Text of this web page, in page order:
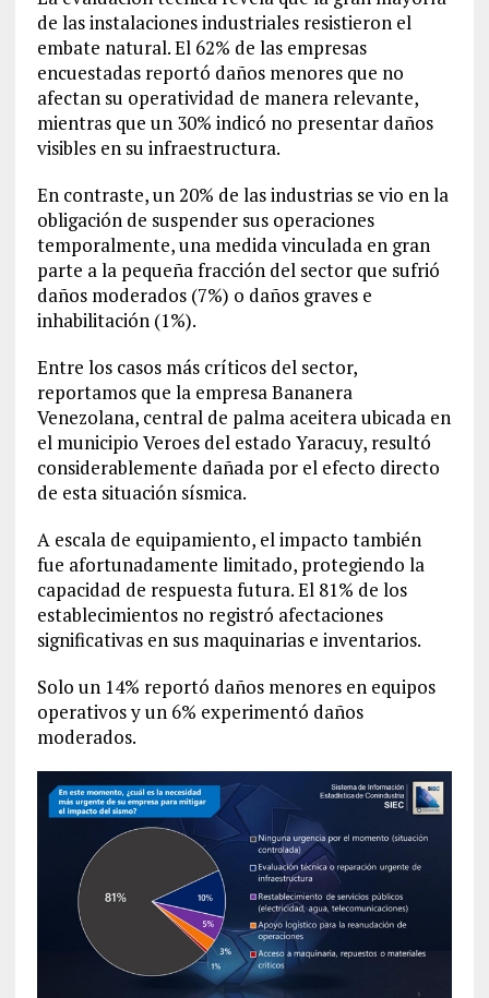
de las instalaciones industriales resistieron el
embate natural. El 62% de las empresas
encuestadas reportó daños menores que no
afectan su operatividad de manera relevante,
mientras que un 30% indicó no presentar daños
visibles en su infraestructura.
En contraste, un 20% de las industrias se vio en la
obligación de suspender sus operaciones
temporalmente, una medida vinculada en gran
parte a la pequeña fracción del sector que sufrió
daños moderados (7%) o daños graves e
inhabilitación (1%).
Entre los casos más críticos del sector,
reportamos que la empresa Bananera
Venezolana, central de palma aceitera ubicada en
el municipio Veroes del estado Yaracuy, resultó
considerablemente dañada por el efecto directo
de esta situación sísmica.
A escala de equipamiento, el impacto también
fue afortunadamente limitado, protegiendo la
capacidad de respuesta futura. El 81% de los
establecimientos no registró afectaciones
significativas en sus maquinarias e inventarios.
Solo un 14% reportó daños menores en equipos
operativos y un 6% experimentó daños
moderados.